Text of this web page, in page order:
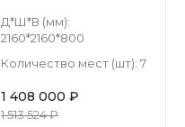
Д*Ш*В (мм):
2160*2160*800
Количество мест (шт): 7
1 408 000 ₽
1 513 524 ₽